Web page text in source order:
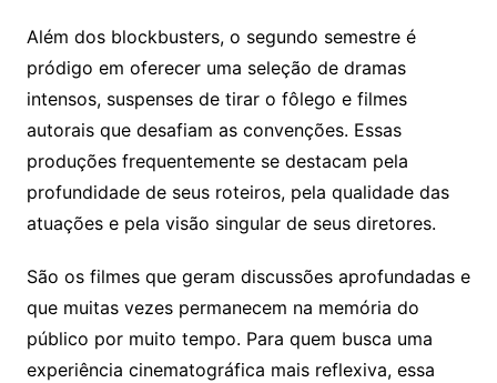
Além dos blockbusters, o segundo semestre é
pródigo em oferecer uma seleção de dramas
intensos, suspenses de tirar o fôlego e filmes
autorais que desafiam as convenções. Essas
produções frequentemente se destacam pela
profundidade de seus roteiros, pela qualidade das
atuações e pela visão singular de seus diretores.
São os filmes que geram discussões aprofundadas e
que muitas vezes permanecem na memória do
público por muito tempo. Para quem busca uma
experiência cinematográfica mais reflexiva, essa